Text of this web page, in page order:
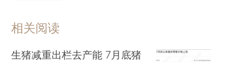
相关阅读
生猪减重出栏去产能 7月底猪